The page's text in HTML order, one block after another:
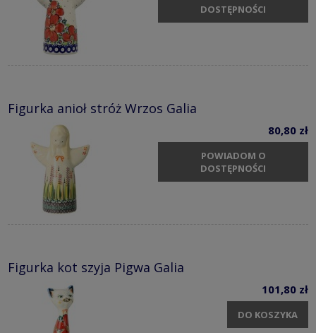
DOSTĘPNOŚCI
Figurka anioł stróż Wrzos Galia
80,80 zł
POWIADOM O
DOSTĘPNOŚCI
Figurka kot szyja Pigwa Galia
101,80 zł
DO KOSZYKA